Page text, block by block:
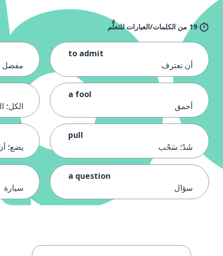
19 من الكلمات/العبارات للتعلُّم
to admit
أن تعترف
a fool
أحمق
pull
شَدْ؛ سَحْب
a question
سؤال
مفضل
الكل؛
يضع؛
سيارة